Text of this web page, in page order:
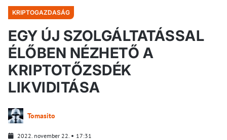
KRIPTOGAZDASÁG
EGY ÚJ SZOLGÁLTATÁSSAL
ÉLŐBEN NÉZHETŐ A
KRIPTOTŐZSDÉK
LIKVIDITÁSA
Tomasito
2022. november 22.
17:31